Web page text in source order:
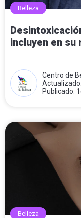
Belleza
incluyen en su
Centro de
Publicado:
Belleza